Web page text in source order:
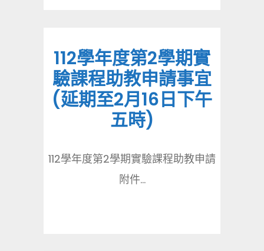
112學年度第2學期實
驗課程助教申請事宜
(延期至2月16日下午
五時)
112學年度第2學期實驗課程助教申請
附件...